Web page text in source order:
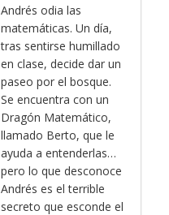
Andrés odia las
matemáticas. Un día,
tras sentirse humillado
en clase, decide dar un
paseo por el bosque.
Se encuentra con un
Dragón Matemático,
llamado Berto, que le
ayuda a entenderlas…
pero lo que desconoce
Andrés es el terrible
secreto que esconde el